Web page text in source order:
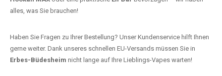
alles, was Sie brauchen!
Haben Sie Fragen zu Ihrer Bestellung? Unser Kundenservice hilft Ihnen
gerne weiter. Dank unseres schnellen EU-Versands müssen Sie in
Erbes-Büdesheim nicht lange auf Ihre Lieblings-Vapes warten!